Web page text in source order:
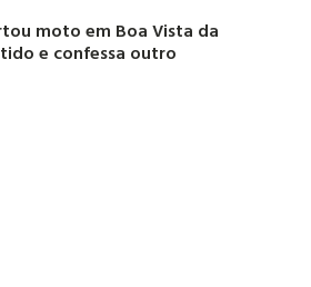
moto em Boa Vista da
e confessa outro